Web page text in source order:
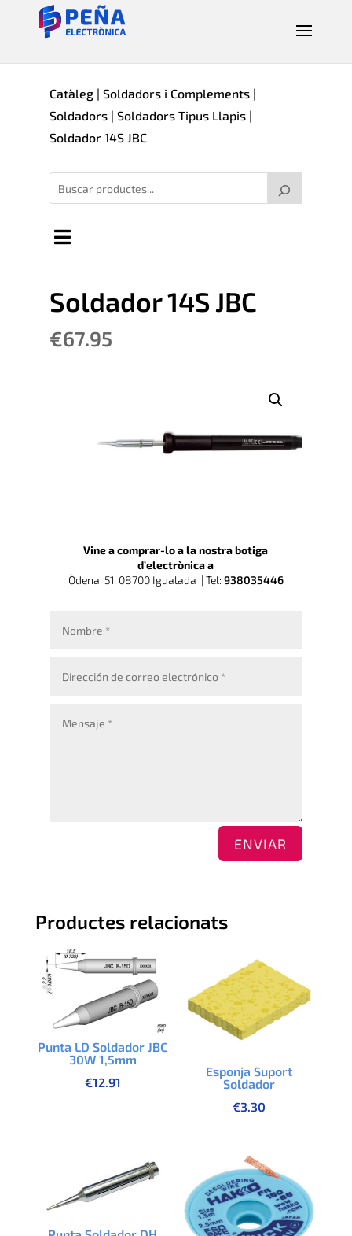
Catàleg| Soldadors i Complements|
Soldadors| Soldadors Tipus Llapis|
Soldador 14S JBC
Soldador 14S JBC
€67.95
Vine a comprar-lo a la nostra botiga
d’electrònica a
Òdena, 51, 08700 Igualada | Tel: 938035446
ENVIAR
Productes relacionats
Punta LD Soldador JBC
30W 1,5mm
€12.91
Esponja Suport
Soldador
€3.30